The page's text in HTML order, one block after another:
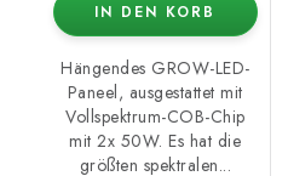
IN DEN KORB
Hängendes GROW-LED-
Paneel, ausgestattet mit
Vollspektrum-COB-Chip
mit 2x 50W. Es hat die
größten spektralen...